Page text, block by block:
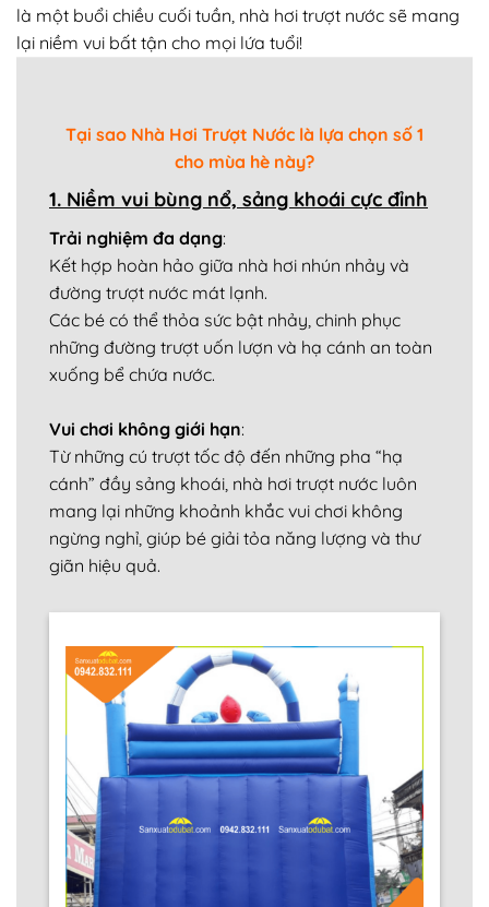
là một buổi chiều cuối tuần, nhà hơi trượt nước sẽ mang
lại niềm vui bất tận cho mọi lứa tuổi!
Tại sao Nhà Hơi Trượt Nước là lựa chọn số 1
cho mùa hè này?
1. Niềm vui bùng nổ, sảng khoái cực đỉnh
Trải nghiệm đa dạng:
Kết hợp hoàn hảo giữa nhà hơi nhún nhảy và
đường trượt nước mát lạnh.
Các bé có thể thỏa sức bật nhảy, chinh phục
những đường trượt uốn lượn và hạ cánh an toàn
xuống bể chứa nước.
Vui chơi không giới hạn:
Từ những cú trượt tốc độ đến những pha “hạ
cánh” đầy sảng khoái, nhà hơi trượt nước luôn
mang lại những khoảnh khắc vui chơi không
ngừng nghỉ, giúp bé giải tỏa năng lượng và thư
giãn hiệu quả.